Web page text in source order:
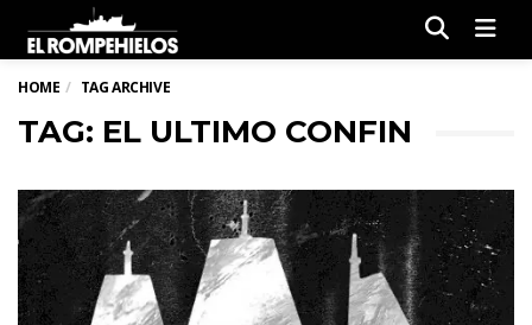
HOME TAG ARCHIVE
TAG: EL ULTIMO CONFIN